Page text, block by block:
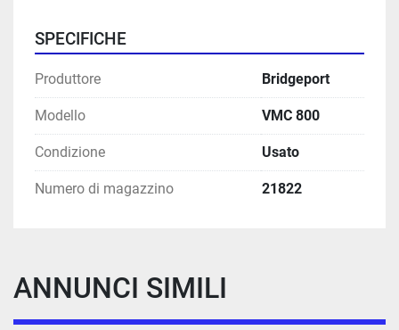
SPECIFICHE
Produttore Bridgeport
Modello VMC 800
Condizione Usato
Numero di magazzino 21822
ANNUNCI SIMILI